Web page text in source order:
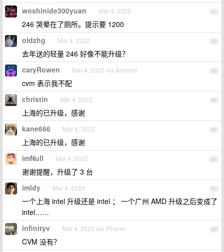
61
woshinide300yuan Mar 4, 2022
246 哭晕在了厕所。提示要 1200
62
oldzhg Mar 4, 2022
去年送的轻量 246 好像不能升级？
63
caryRowen Mar 4, 2022 via Android
cvm 表示我不配
64
christin Mar 4, 2022
上海的已升级，感谢
65
kane666 Mar 4, 2022
上海的已升级，感谢
66
imNull Mar 4, 2022
谢谢提醒，升级了 3 台
67
imldy Mar 4, 2022
一个上海 intel 升级还是 intel ； 一个广州 AMD 升级之后变成了
intel……
68
infinityv Mar 4, 2022 via iPhone
CVM 没有？